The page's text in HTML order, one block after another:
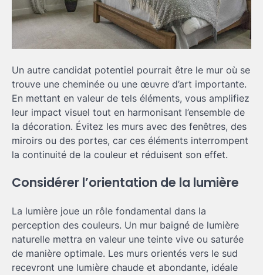
Un autre candidat potentiel pourrait être le mur où se
trouve une cheminée ou une œuvre d’art importante.
En mettant en valeur de tels éléments, vous amplifiez
leur impact visuel tout en harmonisant l’ensemble de
la décoration. Évitez les murs avec des fenêtres, des
miroirs ou des portes, car ces éléments interrompent
la continuité de la couleur et réduisent son effet.
Considérer l’orientation de la lumière
La lumière joue un rôle fondamental dans la
perception des couleurs. Un mur baigné de lumière
naturelle mettra en valeur une teinte vive ou saturée
de manière optimale. Les murs orientés vers le sud
recevront une lumière chaude et abondante, idéale